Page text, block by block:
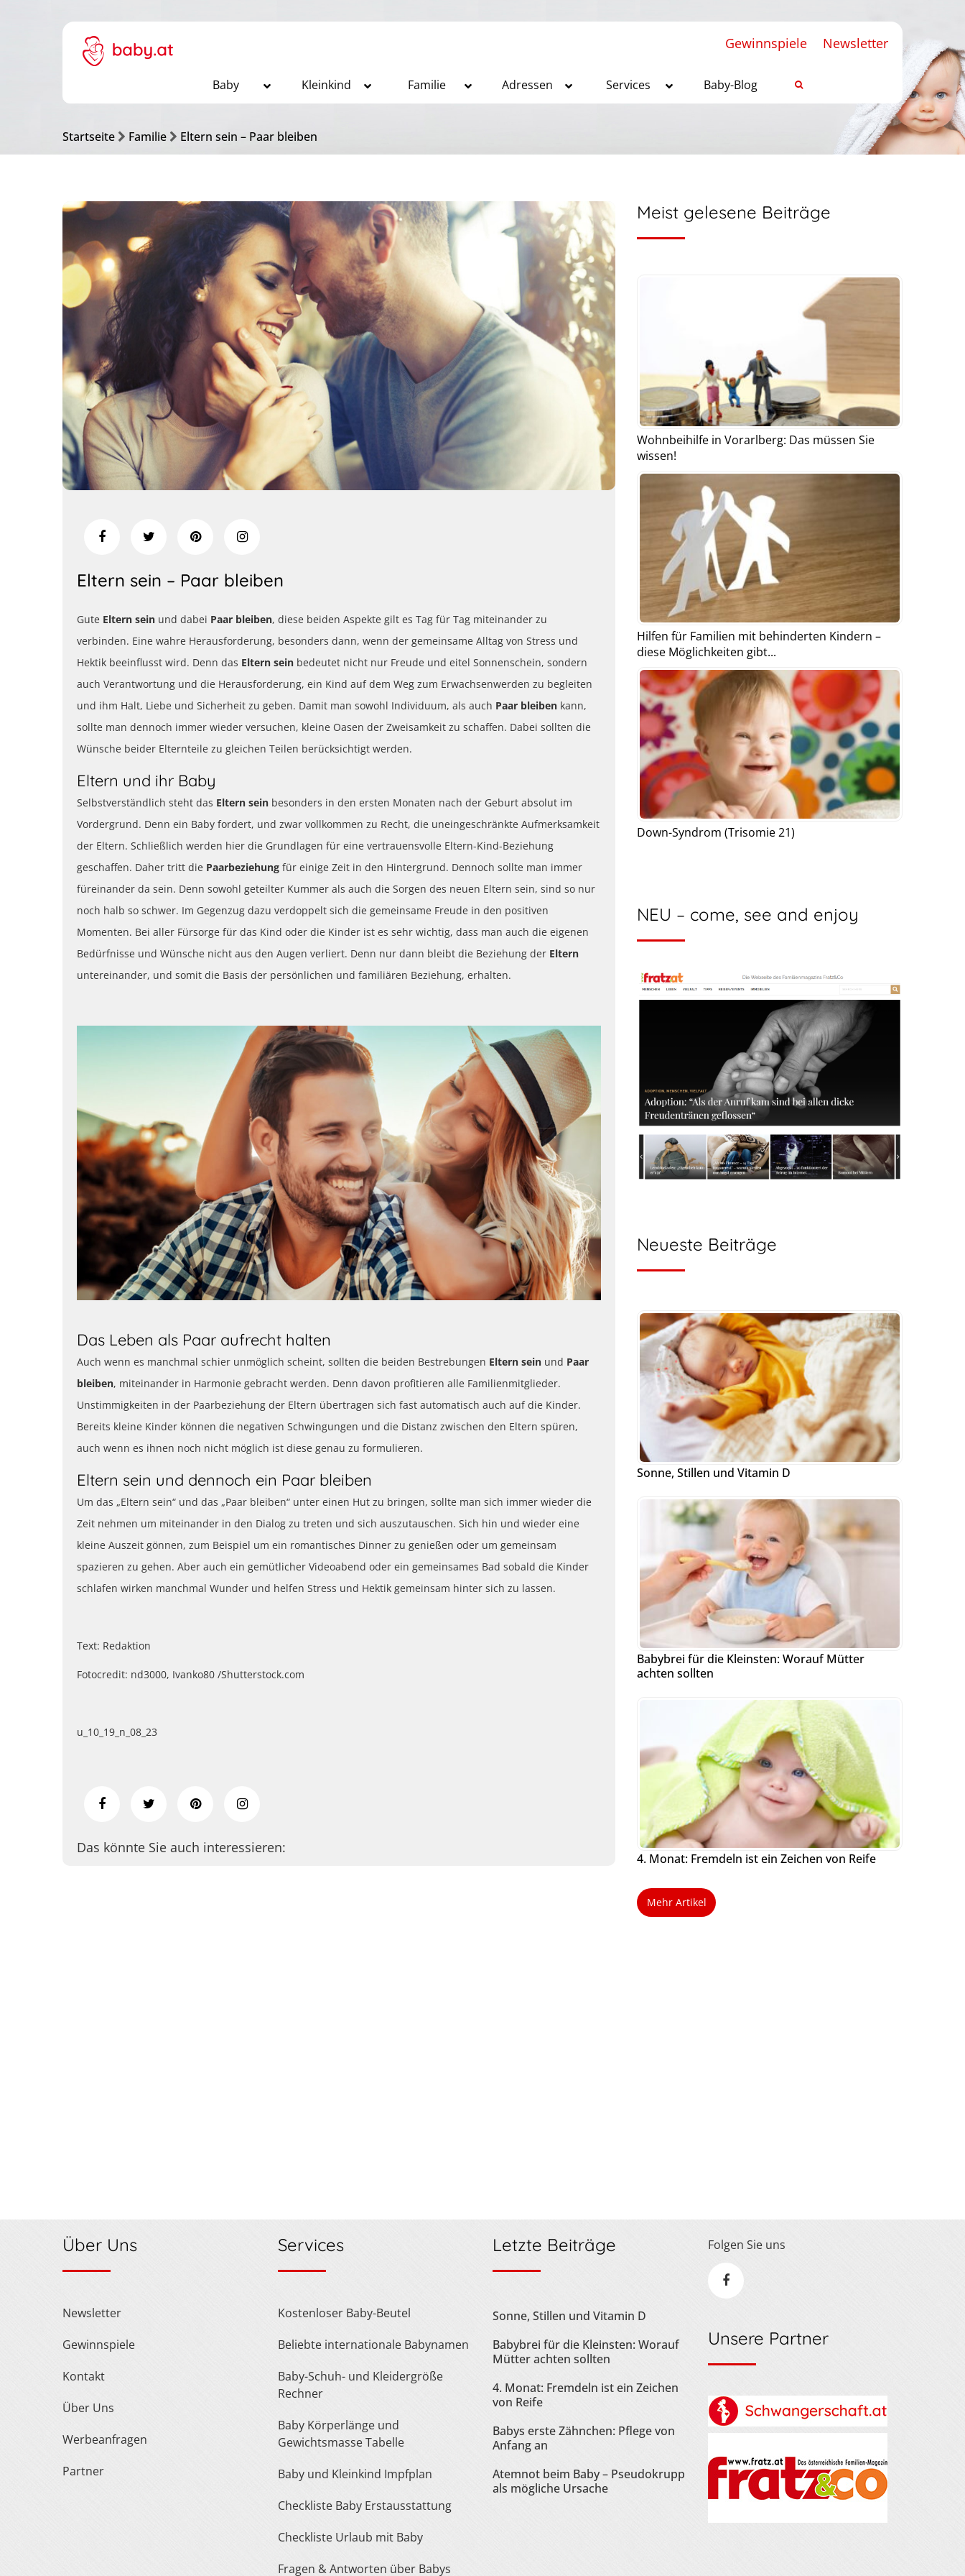
Gewinnspiele Newsletter
Baby Kleinkind Familie Adressen Services Baby-Blog
Startseite Familie Eltern sein – Paar bleiben
Eltern sein – Paar bleiben
Gute Eltern sein und dabei Paar bleiben, diese beiden Aspekte gilt es Tag für Tag miteinander zu
verbinden. Eine wahre Herausforderung, besonders dann, wenn der gemeinsame Alltag von Stress und
Hektik beeinflusst wird. Denn das Eltern sein bedeutet nicht nur Freude und eitel Sonnenschein, sondern
auch Verantwortung und die Herausforderung, ein Kind auf dem Weg zum Erwachsenwerden zu begleiten
und ihm Halt, Liebe und Sicherheit zu geben. Damit man sowohl Individuum, als auch Paar bleiben kann,
sollte man dennoch immer wieder versuchen, kleine Oasen der Zweisamkeit zu schaffen. Dabei sollten die
Wünsche beider Elternteile zu gleichen Teilen berücksichtigt werden.
Eltern und ihr Baby
Selbstverständlich steht das Eltern sein besonders in den ersten Monaten nach der Geburt absolut im
Vordergrund. Denn ein Baby fordert, und zwar vollkommen zu Recht, die uneingeschränkte Aufmerksamkeit
der Eltern. Schließlich werden hier die Grundlagen für eine vertrauensvolle Eltern-Kind-Beziehung
geschaffen. Daher tritt die Paarbeziehung für einige Zeit in den Hintergrund. Dennoch sollte man immer
füreinander da sein. Denn sowohl geteilter Kummer als auch die Sorgen des neuen Eltern sein, sind so nur
noch halb so schwer. Im Gegenzug dazu verdoppelt sich die gemeinsame Freude in den positiven
Momenten. Bei aller Fürsorge für das Kind oder die Kinder ist es sehr wichtig, dass man auch die eigenen
Bedürfnisse und Wünsche nicht aus den Augen verliert. Denn nur dann bleibt die Beziehung der Eltern
untereinander, und somit die Basis der persönlichen und familiären Beziehung, erhalten.
Das Leben als Paar aufrecht halten
Auch wenn es manchmal schier unmöglich scheint, sollten die beiden Bestrebungen Eltern sein und Paar
bleiben, miteinander in Harmonie gebracht werden. Denn davon profitieren alle Familienmitglieder.
Unstimmigkeiten in der Paarbeziehung der Eltern übertragen sich fast automatisch auch auf die Kinder.
Bereits kleine Kinder können die negativen Schwingungen und die Distanz zwischen den Eltern spüren,
auch wenn es ihnen noch nicht möglich ist diese genau zu formulieren.
Eltern sein und dennoch ein Paar bleiben
Um das „Eltern sein“ und das „Paar bleiben“ unter einen Hut zu bringen, sollte man sich immer wieder die
Zeit nehmen um miteinander in den Dialog zu treten und sich auszutauschen. Sich hin und wieder eine
kleine Auszeit gönnen, zum Beispiel um ein romantisches Dinner zu genießen oder um gemeinsam
spazieren zu gehen. Aber auch ein gemütlicher Videoabend oder ein gemeinsames Bad sobald die Kinder
schlafen wirken manchmal Wunder und helfen Stress und Hektik gemeinsam hinter sich zu lassen.
Text: Redaktion
Fotocredit: nd3000, Ivanko80 /Shutterstock.com
u_10_19_n_08_23
Das könnte Sie auch interessieren:
Meist gelesene Beiträge
Wohnbeihilfe in Vorarlberg: Das müssen Sie
wissen!
Hilfen für Familien mit behinderten Kindern –
diese Möglichkeiten gibt...
Down-Syndrom (Trisomie 21)
NEU – come, see and enjoy
Neueste Beiträge
Sonne, Stillen und Vitamin D
Babybrei für die Kleinsten: Worauf Mütter
achten sollten
4. Monat: Fremdeln ist ein Zeichen von Reife
Mehr Artikel
Über Uns
Newsletter
Gewinnspiele
Kontakt
Über Uns
Werbeanfragen
Partner
Services
Kostenloser Baby-Beutel
Beliebte internationale Babynamen
Baby-Schuh- und Kleidergröße
Rechner
Baby Körperlänge und
Gewichtsmasse Tabelle
Baby und Kleinkind Impfplan
Checkliste Baby Erstausstattung
Checkliste Urlaub mit Baby
Fragen & Antworten über Babys
Letzte Beiträge
Sonne, Stillen und Vitamin D
Babybrei für die Kleinsten: Worauf
Mütter achten sollten
4. Monat: Fremdeln ist ein Zeichen
von Reife
Babys erste Zähnchen: Pflege von
Anfang an
Atemnot beim Baby – Pseudokrupp
als mögliche Ursache
Folgen Sie uns
Unsere Partner